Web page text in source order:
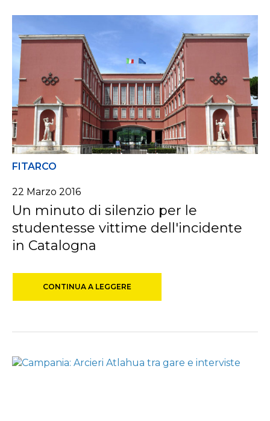
FITARCO
22 Marzo 2016
Un minuto di silenzio per le
studentesse vittime dell'incidente
in Catalogna
CONTINUA A LEGGERE